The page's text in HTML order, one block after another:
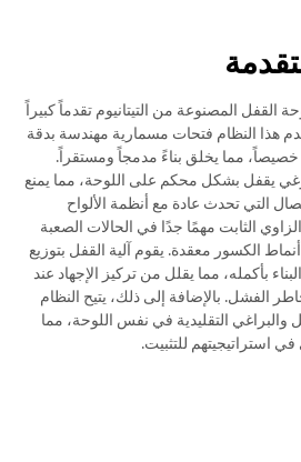
القفل المصنوعة من التيتانيوم تقدماً كبيراً
هذا النظام فتحات مسمارية مهندسة بدقة
مما يخلق بناءً مدمجاً ومستقراً.
يقفل بشكل محكم على اللوحة، مما يمنع
التي تحدث عادة مع أنظمة الألواح
الزاوي الثابت مهمًا جدًا في الحالات الصعبة
الكسور معقدة. يقوم آلية القفل بتوزيع
بأكمله، مما يقلل من تركيز الإجهاد عند
الفشل. بالإضافة إلى ذلك، يتيح النظام
والبراغي التقليدية في نفس اللوحة، مما
استراتيجيتهم للتثبيت.